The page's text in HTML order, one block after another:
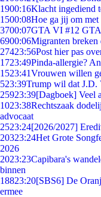
1900:16Klacht ingediend
1500:08Hoe ga jij om met
3700:07GTA VI #12
6900:06Migranten breken
27423:56Post hier pas
1723:49Pinda-allergie?
1523:41Vrouwen willen
523:39Trump wil dat J.D.
25923:39[Dagboek] Veel
1023:38Rechtszaak
advocaat
2523:24[2026/2027]
20323:24Het Grote
2026
2023:23Capibara's
binnen
18823:20[SBS6] De
ermee